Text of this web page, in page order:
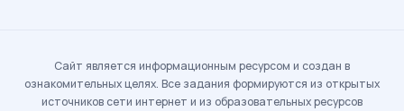
Сайт является информационным ресурсом и создан в
ознакомительных целях. Все задания формируются из открытых
источников сети интернет и из образовательных ресурсов